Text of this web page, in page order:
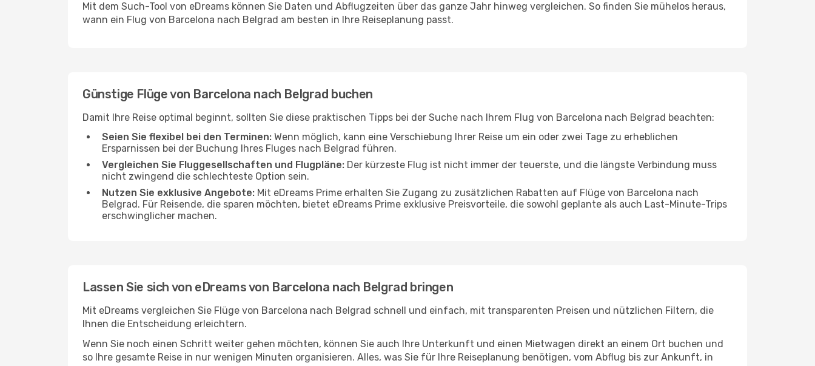
Mit dem Such-Tool von eDreams können Sie Daten und Abflugzeiten über das ganze Jahr hinweg vergleichen. So finden Sie mühelos heraus,
wann ein Flug von Barcelona nach Belgrad am besten in Ihre Reiseplanung passt.
Günstige Flüge von Barcelona nach Belgrad buchen
Damit Ihre Reise optimal beginnt, sollten Sie diese praktischen Tipps bei der Suche nach Ihrem Flug von Barcelona nach Belgrad beachten:
Seien Sie flexibel bei den Terminen: Wenn möglich, kann eine Verschiebung Ihrer Reise um ein oder zwei Tage zu erheblichen
Ersparnissen bei der Buchung Ihres Fluges nach Belgrad führen.
Vergleichen Sie Fluggesellschaften und Flugpläne: Der kürzeste Flug ist nicht immer der teuerste, und die längste Verbindung muss
nicht zwingend die schlechteste Option sein.
Nutzen Sie exklusive Angebote: Mit eDreams Prime erhalten Sie Zugang zu zusätzlichen Rabatten auf Flüge von Barcelona nach
Belgrad. Für Reisende, die sparen möchten, bietet eDreams Prime exklusive Preisvorteile, die sowohl geplante als auch Last-Minute-Trips
erschwinglicher machen.
Lassen Sie sich von eDreams von Barcelona nach Belgrad bringen
Mit eDreams vergleichen Sie Flüge von Barcelona nach Belgrad schnell und einfach, mit transparenten Preisen und nützlichen Filtern, die
Ihnen die Entscheidung erleichtern.
Wenn Sie noch einen Schritt weiter gehen möchten, können Sie auch Ihre Unterkunft und einen Mietwagen direkt an einem Ort buchen und
so Ihre gesamte Reise in nur wenigen Minuten organisieren. Alles, was Sie für Ihre Reiseplanung benötigen, vom Abflug bis zur Ankunft, in